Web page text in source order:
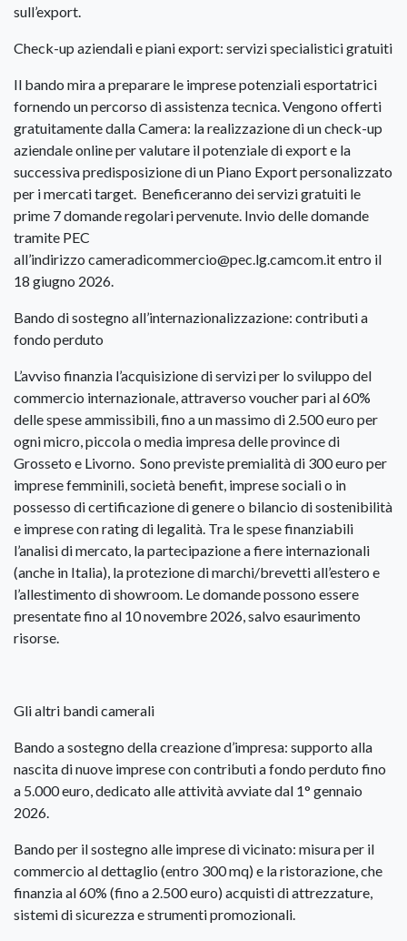
sull’export.
Check-up aziendali e piani export: servizi specialistici gratuiti
Il bando mira a preparare le imprese potenziali esportatrici
fornendo un percorso di assistenza tecnica. Vengono offerti
gratuitamente dalla Camera: la realizzazione di un check-up
aziendale online per valutare il potenziale di export e la
successiva predisposizione di un Piano Export personalizzato
per i mercati target. Beneficeranno dei servizi gratuiti le
prime 7 domande regolari pervenute. Invio delle domande
tramite PEC
all’indirizzo cameradicommercio@pec.lg.camcom.it entro il
18 giugno 2026.
Bando di sostegno all’internazionalizzazione: contributi a
fondo perduto
L’avviso finanzia l’acquisizione di servizi per lo sviluppo del
commercio internazionale, attraverso voucher pari al 60%
delle spese ammissibili, fino a un massimo di 2.500 euro per
ogni micro, piccola o media impresa delle province di
Grosseto e Livorno. Sono previste premialità di 300 euro per
imprese femminili, società benefit, imprese sociali o in
possesso di certificazione di genere o bilancio di sostenibilità
e imprese con rating di legalità. Tra le spese finanziabili
l’analisi di mercato, la partecipazione a fiere internazionali
(anche in Italia), la protezione di marchi/brevetti all’estero e
l’allestimento di showroom. Le domande possono essere
presentate fino al 10 novembre 2026, salvo esaurimento
risorse.
Gli altri bandi camerali
Bando a sostegno della creazione d’impresa: supporto alla
nascita di nuove imprese con contributi a fondo perduto fino
a 5.000 euro, dedicato alle attività avviate dal 1° gennaio
2026.
Bando per il sostegno alle imprese di vicinato: misura per il
commercio al dettaglio (entro 300 mq) e la ristorazione, che
finanzia al 60% (fino a 2.500 euro) acquisti di attrezzature,
sistemi di sicurezza e strumenti promozionali.